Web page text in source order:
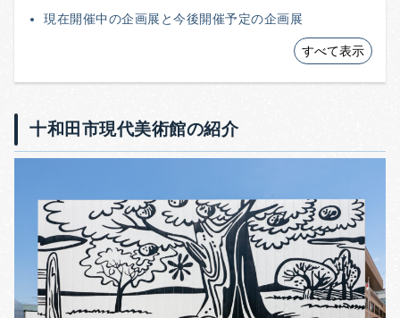
現在開催中の企画展と今後開催予定の企画展
すべて表示
十和田市現代美術館の紹介